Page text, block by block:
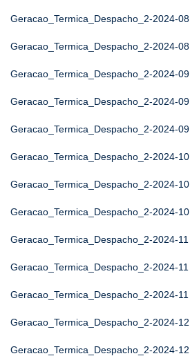
Geracao_Termica_Despacho_2-2024-08
Geracao_Termica_Despacho_2-2024-08
Geracao_Termica_Despacho_2-2024-09
Geracao_Termica_Despacho_2-2024-09
Geracao_Termica_Despacho_2-2024-09
Geracao_Termica_Despacho_2-2024-10
Geracao_Termica_Despacho_2-2024-10
Geracao_Termica_Despacho_2-2024-10
Geracao_Termica_Despacho_2-2024-11
Geracao_Termica_Despacho_2-2024-11
Geracao_Termica_Despacho_2-2024-11
Geracao_Termica_Despacho_2-2024-12
Geracao_Termica_Despacho_2-2024-12